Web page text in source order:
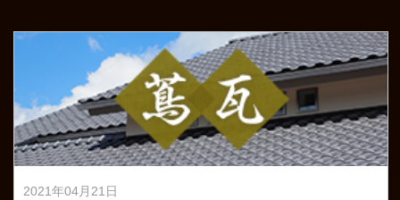
2021年04月21日